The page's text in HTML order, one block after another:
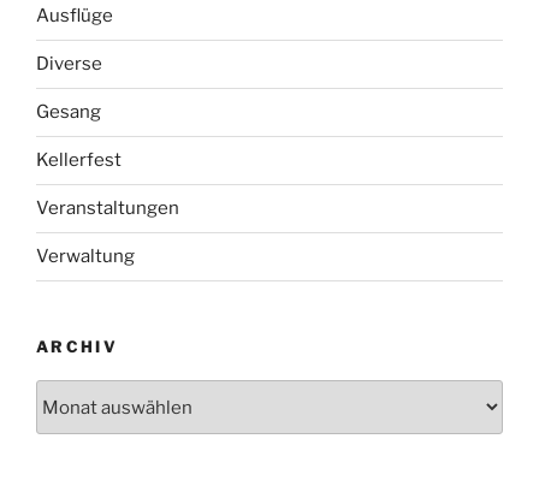
Ausflüge
Diverse
Gesang
Kellerfest
Veranstaltungen
Verwaltung
ARCHIV